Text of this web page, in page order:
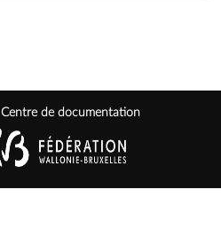
Centre de documentation